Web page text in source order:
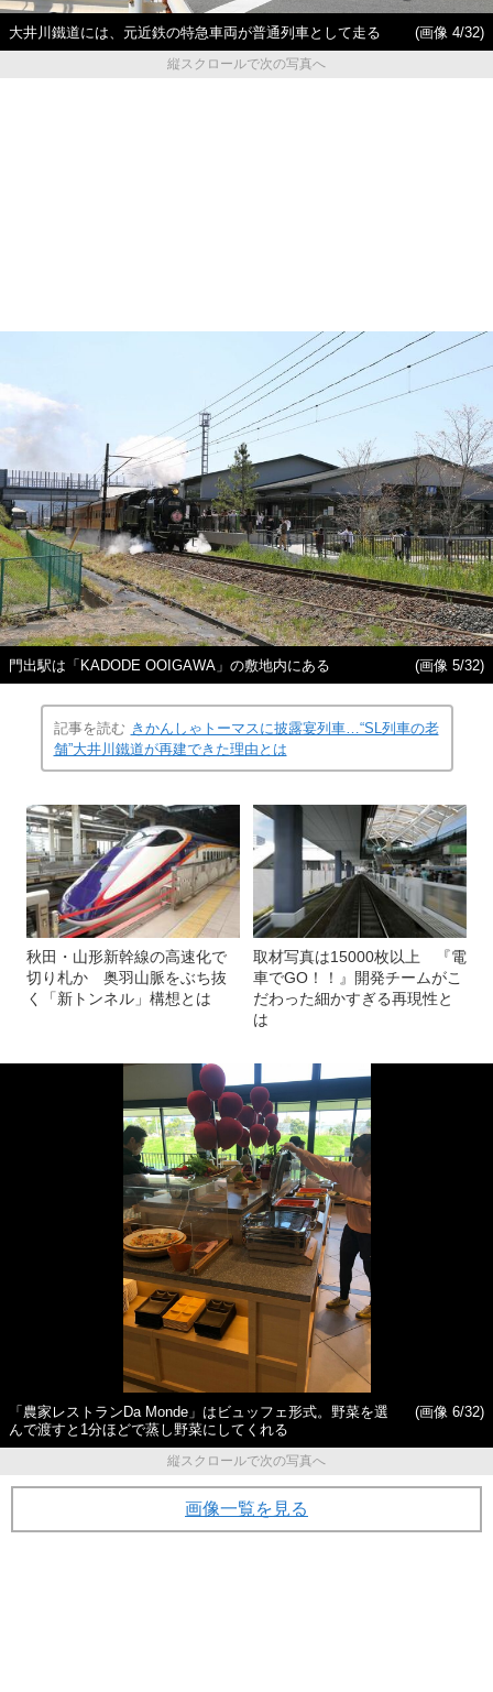
大井川鐵道には、元近鉄の特急車両が普通列車として走る
(画像 4/32)
縦スクロールで次の写真へ
門出駅は「KADODE OOIGAWA」の敷地内にある (画像 5/32)
記事を読む きかんしゃトーマスに披露宴列車…“SL列車の老
舗”大井川鐵道が再建できた理由とは
秋田・山形新幹線の高速化で
切り札か 奥羽山脈をぶち抜
く「新トンネル」構想とは
取材写真は15000枚以上 『電
車でGO！！』開発チームがこ
だわった細かすぎる再現性と
は
「農家レストランDa Monde」はビュッフェ形式。野菜を選
んで渡すと1分ほどで蒸し野菜にしてくれる
(画像 6/32)
縦スクロールで次の写真へ
画像一覧を見る